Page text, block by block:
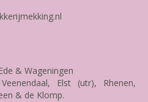
& Wageningen
Elst (utr), Rhenen,
& de Klomp.